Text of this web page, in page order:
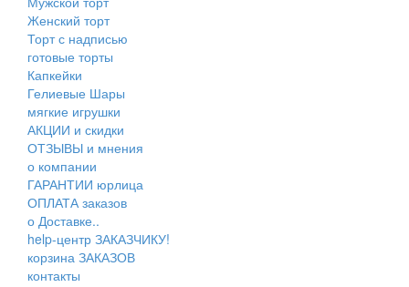
Женский торт
Торт с надписью
готовые торты
Капкейки
Гелиевые Шары
мягкие игрушки
АКЦИИ и скидки
ОТЗЫВЫ и мнения
о компании
ГАРАНТИИ юрлица
ОПЛАТА заказов
о Доставке..
help-центр ЗАКАЗЧИКУ!
корзина ЗАКАЗОВ
контакты